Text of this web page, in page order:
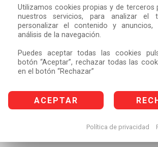
Utilizamos cookies propias y de terceros
nuestros servicios, para analizar el
personalizar el contenido y anuncios,
análisis de la navegación.
Puedes aceptar todas las cookies
botón “Aceptar”, rechazar todas las
en el botón “Rechazar”
ACEPTAR
Política de privacidad